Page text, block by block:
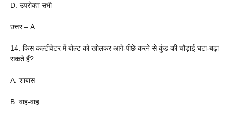
D. उपरोक्त सभी
उत्तर – A
14. किस कल्टीवेटर में बोल्ट को खोलकर आगे-पीछे करने से कुंड की चौड़ाई घटा-बढ़ा
सकते हैं?
A. शाबास
B. वाह-वाह